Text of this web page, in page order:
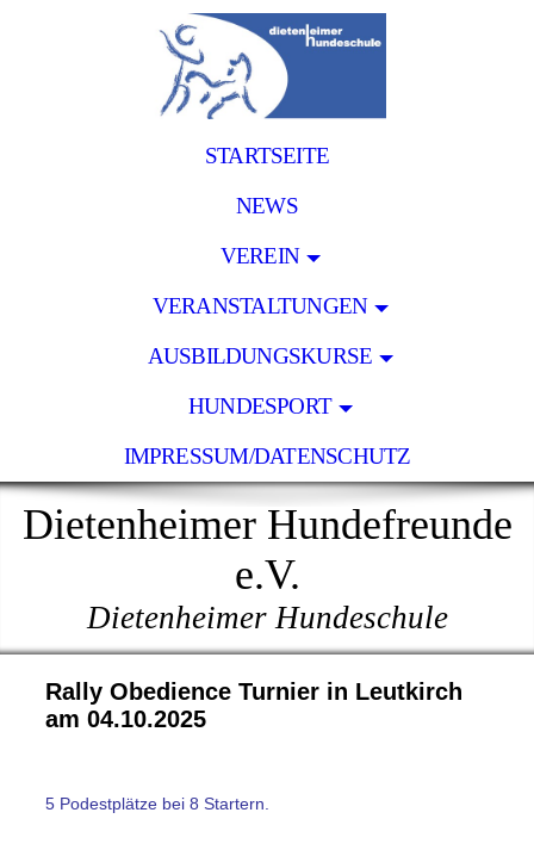
STARTSEITE
NEWS
VEREIN
VERANSTALTUNGEN
AUSBILDUNGSKURSE
HUNDESPORT
IMPRESSUM/DATENSCHUTZ
Dietenheimer Hundefreunde
e.V.
Dietenheimer Hundeschule
Rally Obedience Turnier in Leutkirch
am 04.10.2025
5 Podestplätze bei 8 Startern.